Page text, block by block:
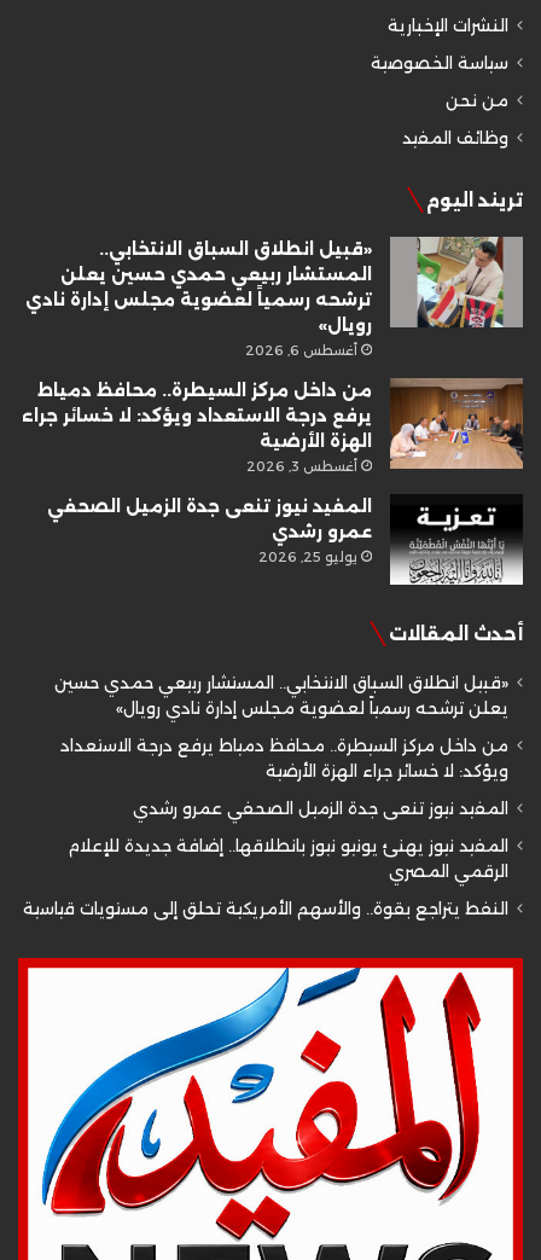
النشرات الإخبارية
سياسة الخصوصية
من نحن
وظائف المفيد
تريند اليوم
«قبيل انطلاق السباق الانتخابي..
المستشار ربيعي حمدي حسين يعلن
ترشحه رسمياً لعضوية مجلس إدارة نادي
رويال»
أغسطس 6, 2026
من داخل مركز السيطرة.. محافظ دمياط
يرفع درجة الاستعداد ويؤكد: لا خسائر جراء
الهزة الأرضية
أغسطس 3, 2026
المفيد نيوز تنعى جدة الزميل الصحفي
عمرو رشدي
يوليو 25, 2026
أحدث المقالات
«قبيل انطلاق السباق الانتخابي.. المستشار ربيعي حمدي حسين
يعلن ترشحه رسمياً لعضوية مجلس إدارة نادي رويال»
من داخل مركز السيطرة.. محافظ دمياط يرفع درجة الاستعداد
ويؤكد: لا خسائر جراء الهزة الأرضية
المفيد نيوز تنعى جدة الزميل الصحفي عمرو رشدي
المفيد نيوز يهنئ يونيو نيوز بانطلاقها.. إضافة جديدة للإعلام
الرقمي المصري
النفط يتراجع بقوة.. والأسهم الأمريكية تحلق إلى مستويات قياسية